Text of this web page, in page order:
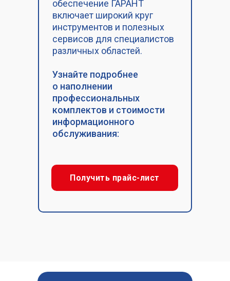
Получить прайс-лист
обеспечение ГАРАНТ
включает широкий круг
инструментов и полезных
сервисов для специалистов
различных областей.
Узнайте подробнее
о наполнении
профессиональных
комплектов и стоимости
информационного
обслуживания: